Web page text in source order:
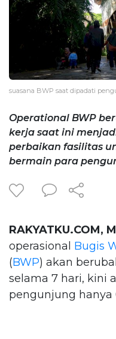
suasana BWP saat dipadati
Operational BWP
kerja saat ini
perbaikan fasilitas
bermain para
RAKYATKU.COM,
operasional Bugis
(BWP) akan
selama 7 hari, kini
pengunjung hanya